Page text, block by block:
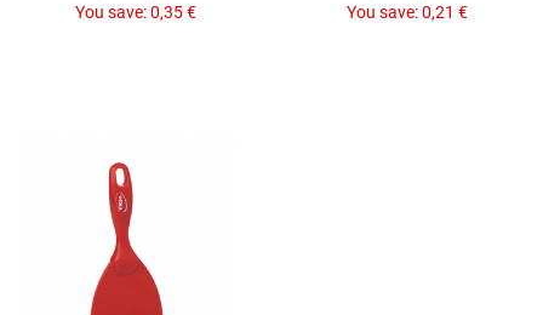
You save:0,35 €
You save:0,21 €